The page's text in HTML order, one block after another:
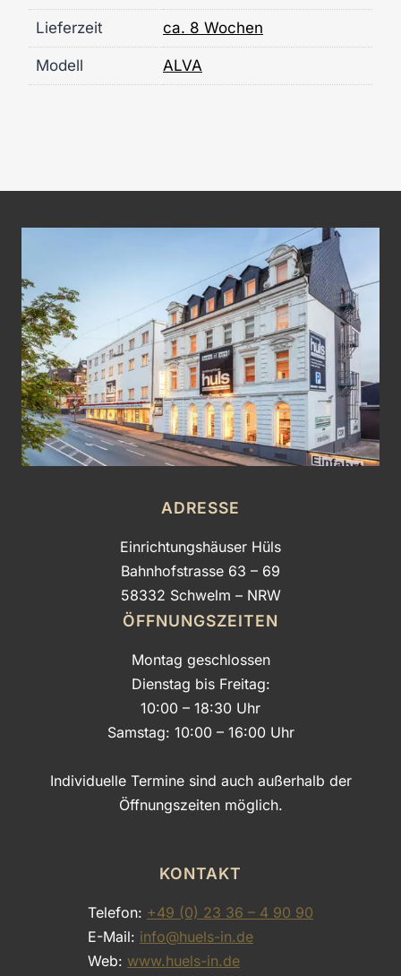
Lieferzeit ca. 8 Wochen
Modell ALVA
ADRESSE
Einrichtungshäuser Hüls
Bahnhofstrasse 63 – 69
58332 Schwelm – NRW
ÖFFNUNGSZEITEN
Montag geschlossen
Dienstag bis Freitag:
10:00 – 18:30 Uhr
Samstag: 10:00 – 16:00 Uhr
Individuelle Termine sind auch außerhalb der
Öffnungszeiten möglich.
KONTAKT
Telefon: +49 (0) 23 36 – 4 90 90
E-Mail: info@huels-in.de
Web: www.huels-in.de